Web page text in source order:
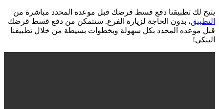
يتيح لك تطبيقنا دفع قسط قرضك قبل موعده المحدد مباشرة من
التطبيق، بدون الحاجة لزيارة الفرع. ستتمكن من دفع قسط قرضك
قبل موعده المحدد بكل سهولة وبخطوات بسيطة من خلال تطبيقنا
البنكي!